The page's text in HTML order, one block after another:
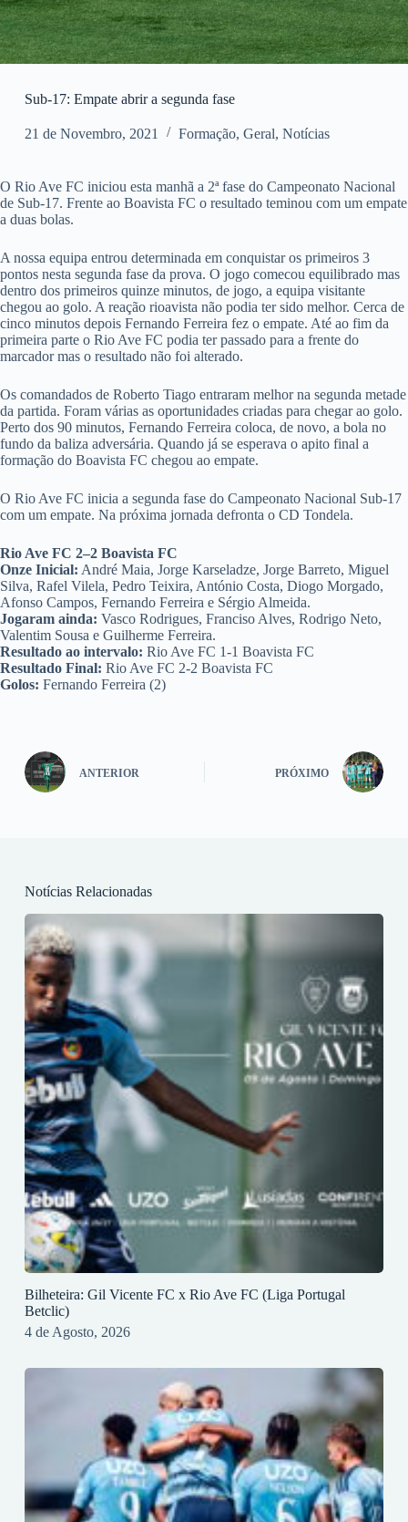
Sub-17: Empate abrir a segunda fase
21 de Novembro, 2021 Formação, Geral, Notícias
O Rio Ave FC iniciou esta manhã a 2ª fase do Campeonato Nacional
de Sub-17. Frente ao Boavista FC o resultado teminou com um empate
a duas bolas.
A nossa equipa entrou determinada em conquistar os primeiros 3
pontos nesta segunda fase da prova. O jogo comecou equilibrado mas
dentro dos primeiros quinze minutos, de jogo, a equipa visitante
chegou ao golo. A reação rioavista não podia ter sido melhor. Cerca de
cinco minutos depois Fernando Ferreira fez o empate. Até ao fim da
primeira parte o Rio Ave FC podia ter passado para a frente do
marcador mas o resultado não foi alterado.
Os comandados de Roberto Tiago entraram melhor na segunda metade
da partida. Foram várias as oportunidades criadas para chegar ao golo.
Perto dos 90 minutos, Fernando Ferreira coloca, de novo, a bola no
fundo da baliza adversária. Quando já se esperava o apito final a
formação do Boavista FC chegou ao empate.
O Rio Ave FC inicia a segunda fase do Campeonato Nacional Sub-17
com um empate. Na próxima jornada defronta o CD Tondela.
Rio Ave FC 2–2 Boavista FC
Onze Inicial: André Maia, Jorge Karseladze, Jorge Barreto, Miguel
Silva, Rafel Vilela, Pedro Teixira, António Costa, Diogo Morgado,
Afonso Campos, Fernando Ferreira e Sérgio Almeida.
Jogaram ainda: Vasco Rodrigues, Franciso Alves, Rodrigo Neto,
Valentim Sousa e Guilherme Ferreira.
Resultado ao intervalo: Rio Ave FC 1-1 Boavista FC
Resultado Final: Rio Ave FC 2-2 Boavista FC
Golos: Fernando Ferreira (2)
ANTERIOR PRÓXIMO
Notícias Relacionadas
Bilheteira: Gil Vicente FC x Rio Ave FC (Liga Portugal
Betclic)
4 de Agosto, 2026